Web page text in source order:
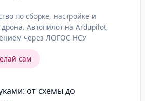
по сборке, настройке и
Автопилот на Ardupilot,
через ЛОГОС НСУ
сам